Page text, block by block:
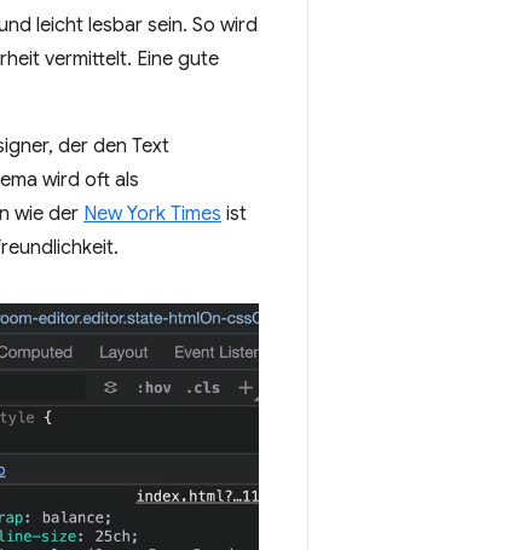
leicht lesbar sein. So wird
vermittelt. Eine gute
der den Text
wird oft als
wie der New York Times ist